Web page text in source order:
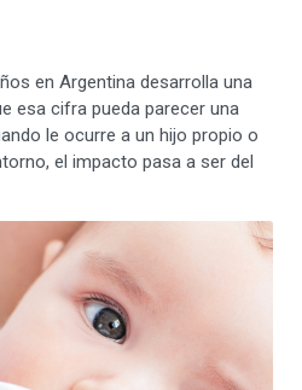
en Argentina desarrolla una
esa cifra pueda parecer una
le ocurre a un hijo propio o
el impacto pasa a ser del